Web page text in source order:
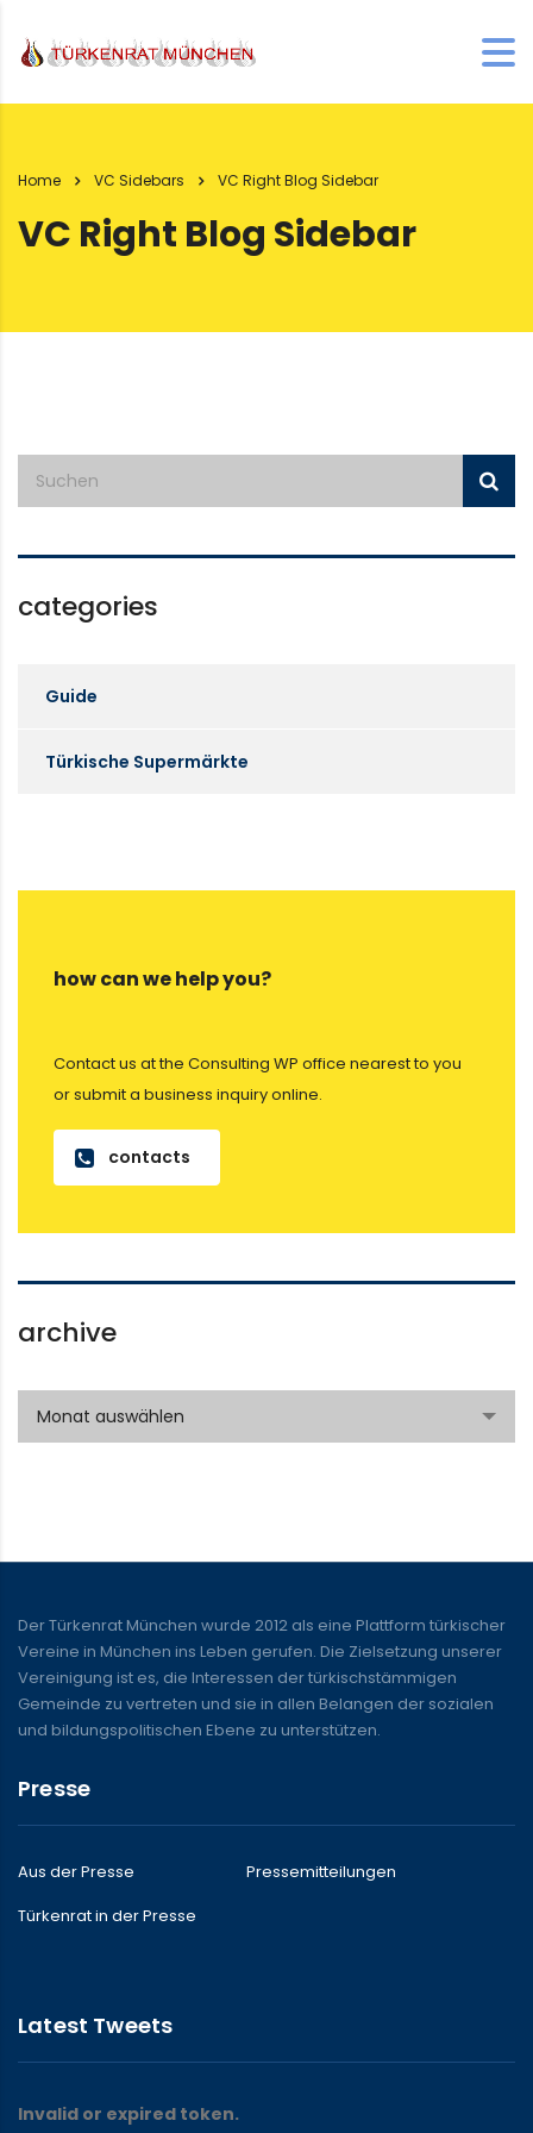
Home VC Sidebars VC Right Blog Sidebar
VC Right Blog Sidebar
categories
Guide
Türkische Supermärkte
how can we help you?
Contact us at the Consulting WP office nearest to you
or submit a business inquiry online.
contacts
archive
archive
Monat auswählen
Der Türkenrat München wurde 2012 als eine Plattform türkischer
Vereine in München ins Leben gerufen. Die Zielsetzung unserer
Vereinigung ist es, die Interessen der türkischstämmigen
Gemeinde zu vertreten und sie in allen Belangen der sozialen
und bildungspolitischen Ebene zu unterstützen.
Presse
Aus der Presse
Pressemitteilungen
Türkenrat in der Presse
Latest Tweets
Invalid or expired token.